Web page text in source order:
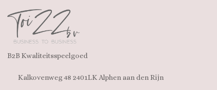
B2B Kwaliteitsspeelgoed
Kalkovenweg 48 2401LK Alphen aan den Rijn